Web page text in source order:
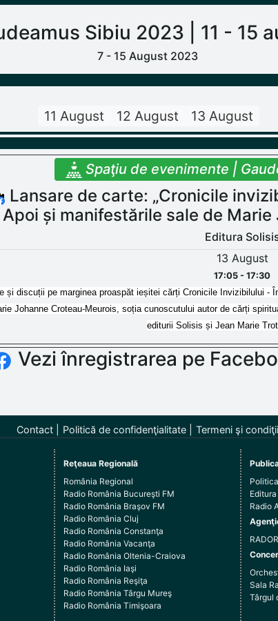
Sibiu 2023 | 11 - 15
7 - 15 August 2023
11 August 12 August 13 August
Spaţiu de evenimente |
Lansare de carte: „Cronicile
Apoi și manifestările sale de
Editura
13 August
17:05 - 17:30
și discuții pe marginea proaspăt ieșitei cărți Cronicile Invizibilului -
Johanne Croteau-Meurois, soția cunoscutului autor de cărți
editurii Solisis și Jean Marie
Vezi înregistrarea pe
Contact Politică de confidenţialitate Termeni şi condiţii
Reţeaua Regională
România Regional
Radio România Bucureşti FM
Radio România Braşov FM
Radio România Cluj
Radio România Constanţa
Radio România Vacanţa
Radio România Oltenia-Craiova
Radio România Iaşi
Radio România Reşiţa
Radio România Târgu Mureş
Radio România Timişoara
Radio
RADOR
Sala
Târgul